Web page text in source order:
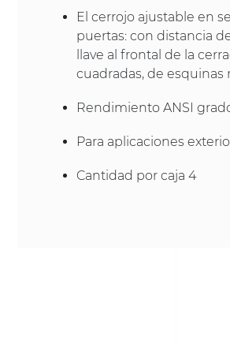
El cerrojo ajustable en
puertas: con distancia
llave al frontal de la
cuadradas, de
Rendimiento ANSI
Para aplicaciones
Cantidad por caja 4